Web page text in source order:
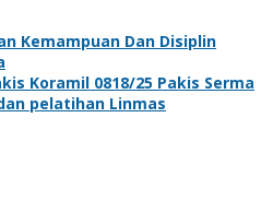
Kemampuan Dan Disiplin
Koramil 0818/25 Pakis Serma
pelatihan Linmas